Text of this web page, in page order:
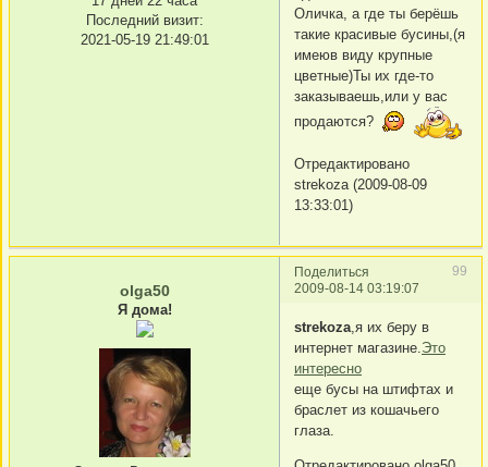
Последний визит:
2021-05-19 21:49:01
Оличка, а где ты берёшь
такие красивые бусины,(я
имеюв виду крупные
цветные)Ты их где-то
заказываешь,или у вас
продаются?
Отредактировано
strekoza (2009-08-09
13:33:01)
Поделиться
99
2009-08-14 03:19:07
olga50
Я дома!
strekoza ,я их беру в
интернет магазине. Это
интересно
еще бусы на штифтах и
браслет из кошачьего
глаза.